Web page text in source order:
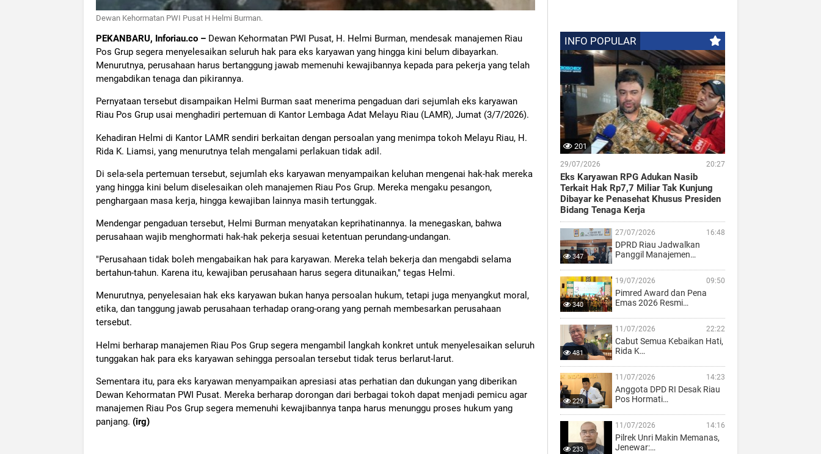
Dewan Kehormatan PWI Pusat H Helmi Burman.
PEKANBARU, Inforiau.co – Dewan Kehormatan PWI Pusat, H. Helmi Burman, mendesak manajemen Riau
Pos Grup segera menyelesaikan seluruh hak para eks karyawan yang hingga kini belum dibayarkan.
Menurutnya, perusahaan harus bertanggung jawab memenuhi kewajibannya kepada para pekerja yang telah
mengabdikan tenaga dan pikirannya.
Pernyataan tersebut disampaikan Helmi Burman saat menerima pengaduan dari sejumlah eks karyawan
Riau Pos Grup usai menghadiri pertemuan di Kantor Lembaga Adat Melayu Riau (LAMR), Jumat (3/7/2026).
Kehadiran Helmi di Kantor LAMR sendiri berkaitan dengan persoalan yang menimpa tokoh Melayu Riau, H.
Rida K. Liamsi, yang menurutnya telah mengalami perlakuan tidak adil.
Di sela-sela pertemuan tersebut, sejumlah eks karyawan menyampaikan keluhan mengenai hak-hak mereka
yang hingga kini belum diselesaikan oleh manajemen Riau Pos Grup. Mereka mengaku pesangon,
penghargaan masa kerja, hingga kewajiban lainnya masih tertunggak.
Mendengar pengaduan tersebut, Helmi Burman menyatakan keprihatinannya. Ia menegaskan, bahwa
perusahaan wajib menghormati hak-hak pekerja sesuai ketentuan perundang-undangan.
"Perusahaan tidak boleh mengabaikan hak para karyawan. Mereka telah bekerja dan mengabdi selama
bertahun-tahun. Karena itu, kewajiban perusahaan harus segera ditunaikan," tegas Helmi.
Menurutnya, penyelesaian hak eks karyawan bukan hanya persoalan hukum, tetapi juga menyangkut moral,
etika, dan tanggung jawab perusahaan terhadap orang-orang yang pernah membesarkan perusahaan
tersebut.
Helmi berharap manajemen Riau Pos Grup segera mengambil langkah konkret untuk menyelesaikan seluruh
tunggakan hak para eks karyawan sehingga persoalan tersebut tidak terus berlarut-larut.
Sementara itu, para eks karyawan menyampaikan apresiasi atas perhatian dan dukungan yang diberikan
Dewan Kehormatan PWI Pusat. Mereka berharap dorongan dari berbagai tokoh dapat menjadi pemicu agar
manajemen Riau Pos Grup segera memenuhi kewajibannya tanpa harus menunggu proses hukum yang
panjang. (irg)
INFO POPULAR
201
29/07/2026 20:27
Eks Karyawan RPG Adukan Nasib
Terkait Hak Rp7,7 Miliar Tak Kunjung
Dibayar ke Penasehat Khusus Presiden
Bidang Tenaga Kerja
347
27/07/2026 16:48
DPRD Riau Jadwalkan
Panggil Manajemen…
340
19/07/2026 09:50
Pimred Award dan Pena
Emas 2026 Resmi…
481
11/07/2026 22:22
Cabut Semua Kebaikan Hati,
Rida K…
229
11/07/2026 14:23
Anggota DPD RI Desak Riau
Pos Hormati…
233
11/07/2026 14:16
Pilrek Unri Makin Memanas,
Jenewar:…